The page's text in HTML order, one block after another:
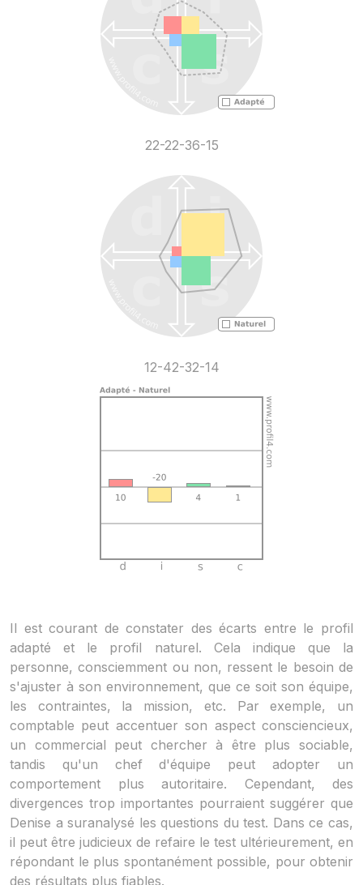
22-22-36-15
12-42-32-14
Il est courant de constater des écarts entre le profil
adapté et le profil naturel. Cela indique que la
personne, consciemment ou non, ressent le besoin de
s'ajuster à son environnement, que ce soit son équipe,
les contraintes, la mission, etc. Par exemple, un
comptable peut accentuer son aspect consciencieux,
un commercial peut chercher à être plus sociable,
tandis qu'un chef d'équipe peut adopter un
comportement plus autoritaire. Cependant, des
divergences trop importantes pourraient suggérer que
Denise a suranalysé les questions du test. Dans ce cas,
il peut être judicieux de refaire le test ultérieurement, en
répondant le plus spontanément possible, pour obtenir
des résultats plus fiables.